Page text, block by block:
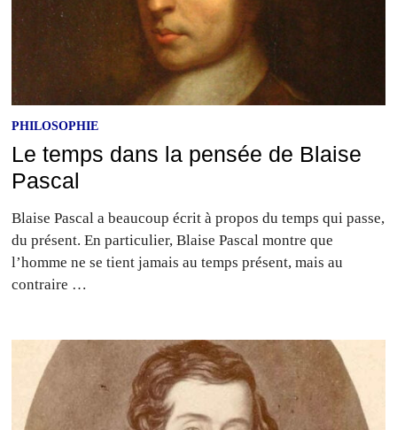
PHILOSOPHIE
Le temps dans la pensée de Blaise
Pascal
Blaise Pascal a beaucoup écrit à propos du temps qui passe,
du présent. En particulier, Blaise Pascal montre que
l’homme ne se tient jamais au temps présent, mais au
contraire …